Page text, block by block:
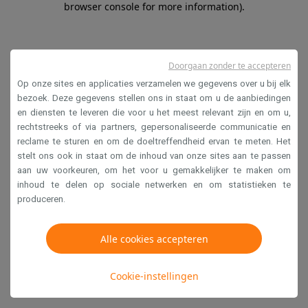
browser console for more information).
Op onze sites en applicaties verzamelen we gegevens over u bij elk
bezoek. Deze gegevens stellen ons in staat om u de aanbiedingen
en diensten te leveren die voor u het meest relevant zijn en om u,
rechtstreeks of via partners, gepersonaliseerde communicatie en
reclame te sturen en om de doeltreffendheid ervan te meten. Het
stelt ons ook in staat om de inhoud van onze sites aan te passen
aan uw voorkeuren, om het voor u gemakkelijker te maken om
inhoud te delen op sociale netwerken en om statistieken te
produceren.
Alle cookies accepteren
Cookie-instellingen
Doorgaan zonder te accepteren